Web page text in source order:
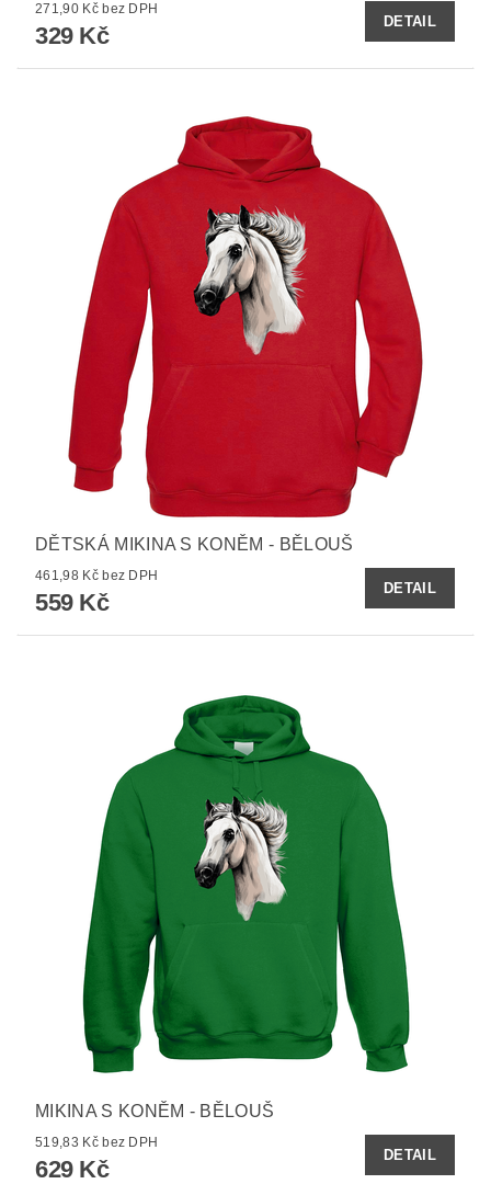
271,90 Kč bez DPH
329 Kč
DETAIL
DĚTSKÁ MIKINA S KONĚM - BĚLOUŠ
461,98 Kč bez DPH
559 Kč
DETAIL
MIKINA S KONĚM - BĚLOUŠ
519,83 Kč bez DPH
629 Kč
DETAIL